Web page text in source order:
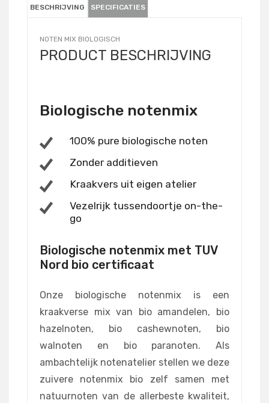
BESCHRIJVING SPECIFICATIES
NOTEN MIX BIOLOGISCH
PRODUCT BESCHRIJVING
Biologische notenmix
100% pure biologische noten
Zonder additieven
Kraakvers uit eigen atelier
Vezelrijk tussendoortje on-the-
go
Biologische notenmix met TUV
Nord bio certificaat
Onze biologische notenmix is een
kraakverse mix van bio amandelen, bio
hazelnoten, bio cashewnoten, bio
walnoten en bio paranoten. Als
ambachtelijk notenatelier stellen we deze
zuivere notenmix bio zelf samen met
natuurnoten van de allerbeste kwaliteit,